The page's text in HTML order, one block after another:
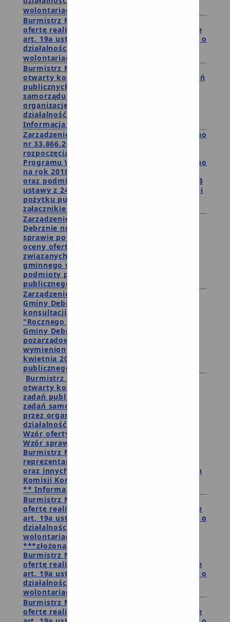
wolontariacie wraz z oferą nr 2
Burmistrz Miasta i Gminy Debrzno publikuje
ofertę realizacji zadania publicznego w trybie
art. 19a ustawy z dnia 24 kwietnia 2003 roku o
działalności pożytku publicznego i o
wolontariacie wraz z oferą nr1
Burmistrz Miasta i Gminy Debrzno ogłasza
otwarty konkurs ofert na wykonywanie zadań
publicznych związanych z realizacją zadań
samorządu gminnego w 2018 roku przez
organizacje i podmioty prowadzące
działalność pożytku publicznego
Informacja o wynikach wyboru ofert.
Zarządzenie Burmistrza Mista i Gminy Debrzno
nr 33.866.2018 z dnia 02.03.2018 w sprawie
rozpoczęcia konsultacji zmian "Rocznego
Programu Współpracy Miasta i Gminy Debrzno
na rok 2018 z organizacjami pozarządowymi
oraz podmiotami wymienionym w art.3 ust. 3
ustawy z 24 kwietnia 2003 roku o działalności
pożytku publicznego i o wolontariacie" z
załacznikiem
Zarządzenie Byrmistrza Miasta i Gminy w
Debrznie nr 167.771.2017 z dnia 27.09.2017 w
sprawie powołania Komisji Konkursowej do
oceny ofert na realizację zadań publicznych
związanych z realizacją zadań samorządu
gminnego w 2017 roku przez organizacje i
podmioty prowadzące działalność pożytku
publicznego.
Zarządzenie i ogłoszenie Burmistrza Miasta i
Gminy Debrzno w sprawie rozpoczęcia
konsultacji projektu uchwały w sprawie
"Rocznego Programu Współpracy Miasta i
Gminy Debrzno na rok 2018 z organizacjami
pozarządowymi oraz podmiotami
wymienionymi w art.3 ust. 3 ustawy z 24
kwietnia 2003 roku o działalności pożytku
publicznego i o wolontariacie"
Burmistrz Miasta i Gminy Debrzno ogłasza
otwarty konkursu ofert na wykonywanie
zadań publicznych związanych z realizacją
zadań samorządu gminnego w 2017 roku
przez organizacje i podmioty prowadzące
działalność pożytku publicznego.
Wzór oferty .doc
Wzór sprawozdania .doc
Burmistrz Miasta i Gminy Debrzno zaprasza
reprezentantów organizacji pozarządowych
oraz innych podmiotów do udziału w pracach
Komisji Konkursowej
** Informacja o wynikach
Burmistrz Miasta i Gminy Debrzno publikuje
ofertę realizacji zadania publicznego w trybie
art. 19a ustawy z dnia 24 kwietnia 2003 roku o
działalności pożytku publicznego i o
wolontariacie wraz z ofertą
***złożona oferta
Burmistrz Miasta i Gminy Debrzno publikuje
ofertę realizacji zadania publicznego w trybie
art. 19a ustawy z dnia 24 kwietnia 2003 roku o
działalności pożytku publicznego i o
wolontariacie wraz z oferą
Burmistrz Miasta i Gminy Debrzno publikuje
ofertę realizacji zadania publicznego w trybie